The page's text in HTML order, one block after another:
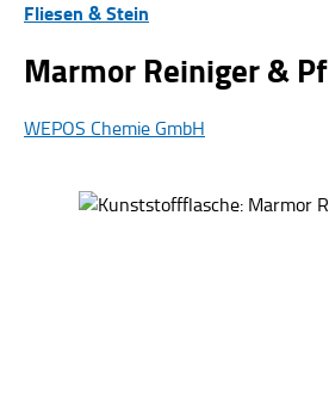
Fliesen & Stein
Marmor Reiniger &
WEPOS Chemie GmbH
Bildergalerie überspringen